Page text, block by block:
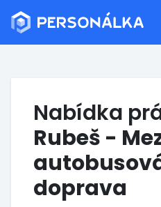
Nabídka
Rubeš -
doprava